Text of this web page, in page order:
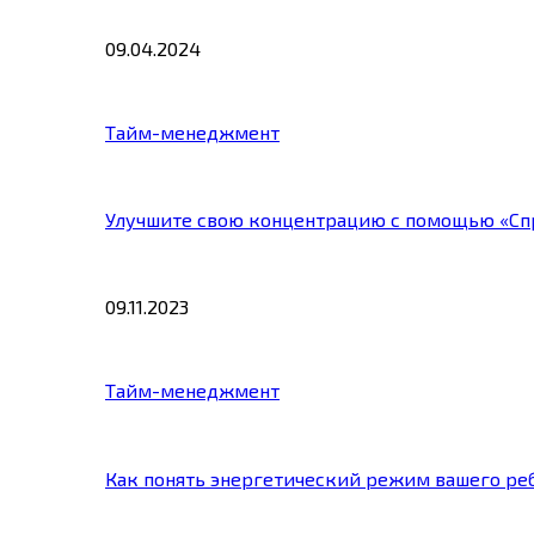
09.04.2024
Тайм-менеджмент
Улучшите свою концентрацию с помощью
09.11.2023
Тайм-менеджмент
Как понять энергетический режим вашего